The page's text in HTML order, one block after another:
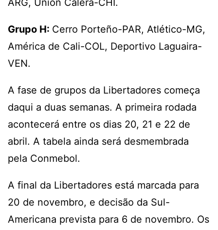
ARG, Unión Calera-CHI.
Grupo H: Cerro Porteño-PAR, Atlético-MG,
América de Cali-COL, Deportivo Laguaira-
VEN.
A fase de grupos da Libertadores começa
daqui a duas semanas. A primeira rodada
acontecerá entre os dias 20, 21 e 22 de
abril. A tabela ainda será desmembrada
pela Conmebol.
A final da Libertadores está marcada para
20 de novembro, e decisão da Sul-
Americana prevista para 6 de novembro. Os